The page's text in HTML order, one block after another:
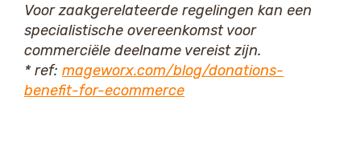
Voor zaakgerelateerde regelingen kan een
specialistische overeenkomst voor
commerciële deelname vereist zijn.
* ref: mageworx.com/blog/donations-
benefit-for-ecommerce